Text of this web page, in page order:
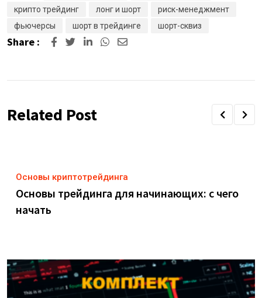
крипто трейдинг
лонг и шорт
риск-менеджмент
фьючерсы
шорт в трейдинге шорт-сквиз
Share : LinkedInWhatsapp
Share
Related Post
Основы криптотрейдинга
Основы трейдинга для начинающих: с чего
начать